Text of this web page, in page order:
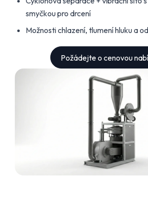
smyčkou pro drcení
Možnosti chlazení, tlumení hluku a
Požádejte o cenovou